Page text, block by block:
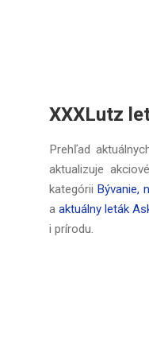
XXXLutz
Prehľad
aktualizuje
kategórii Bývanie,
a aktuálny leták
i prírodu.